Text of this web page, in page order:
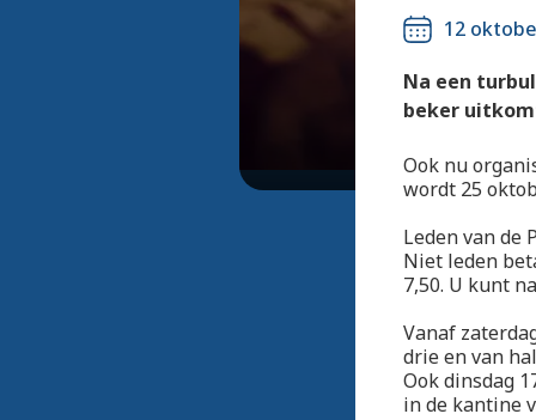
12
Na een
beker
Ook nu
wordt 25
Leden van de
Niet leden
7,50. U kunt
Vanaf
drie en van
Ook dinsdag
in de kantine